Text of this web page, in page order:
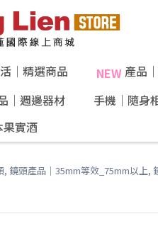
｜精選商品 NEW產品
｜週邊器材 手機｜隨身
果實酒
, 鏡頭產品｜35mm等效_75mm以上,